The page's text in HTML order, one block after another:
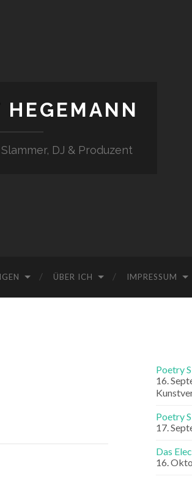
DJ & Produzent
ÜBER ICH IMPRESSUM
Poetry
16.
Poetry
17.
Das
16.